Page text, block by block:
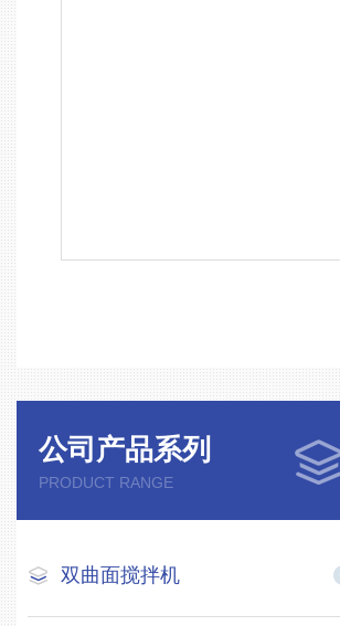
公司产品系列
PRODUCT RANGE
双曲面搅拌机